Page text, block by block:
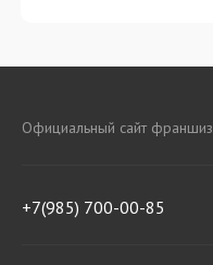
Официальный сайт франшиз
+7(985) 700-00-85